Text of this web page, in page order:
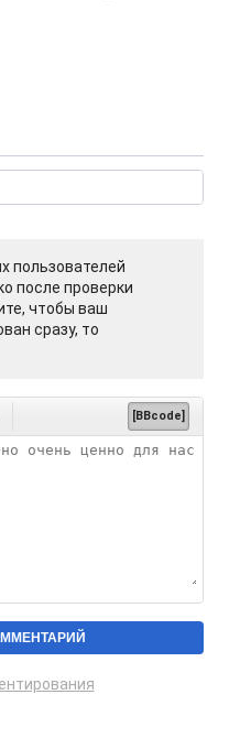
пользователей
после проверки
чтобы ваш
сразу, то
[BBcode]